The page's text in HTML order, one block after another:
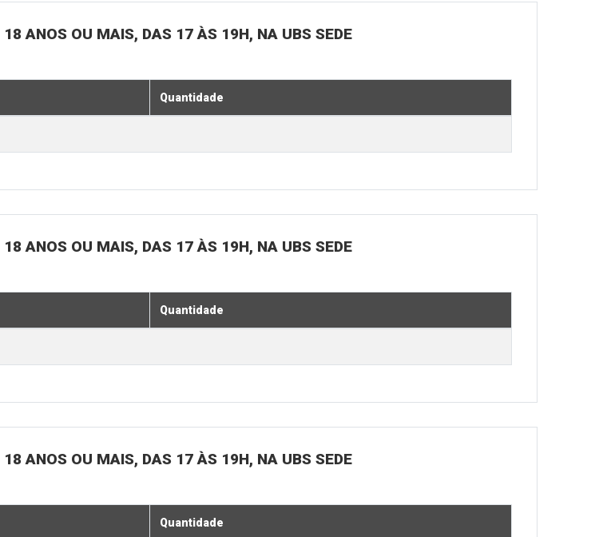
ANOS OU MAIS, DAS 17 ÀS 19H, NA UBS SEDE
Quantidade
ANOS OU MAIS, DAS 17 ÀS 19H, NA UBS SEDE
Quantidade
ANOS OU MAIS, DAS 17 ÀS 19H, NA UBS SEDE
Quantidade